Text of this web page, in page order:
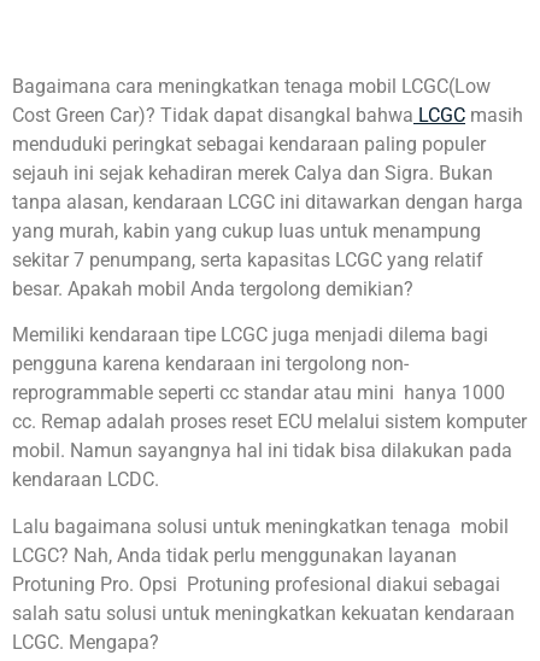
Bagaimana cara meningkatkan tenaga mobil LCGC(Low
Cost Green Car)? Tidak dapat disangkal bahwa LCGC masih
menduduki peringkat sebagai kendaraan paling populer
sejauh ini sejak kehadiran merek Calya dan Sigra. Bukan
tanpa alasan, kendaraan LCGC ini ditawarkan dengan harga
yang murah, kabin yang cukup luas untuk menampung
sekitar 7 penumpang, serta kapasitas LCGC yang relatif
besar. Apakah mobil Anda tergolong demikian?
Memiliki kendaraan tipe LCGC juga menjadi dilema bagi
pengguna karena kendaraan ini tergolong non-
reprogrammable seperti cc standar atau mini hanya 1000
cc. Remap adalah proses reset ECU melalui sistem komputer
mobil. Namun sayangnya hal ini tidak bisa dilakukan pada
kendaraan LCDC.
Lalu bagaimana solusi untuk meningkatkan tenaga mobil
LCGC? Nah, Anda tidak perlu menggunakan layanan
Protuning Pro. Opsi Protuning profesional diakui sebagai
salah satu solusi untuk meningkatkan kekuatan kendaraan
LCGC. Mengapa?